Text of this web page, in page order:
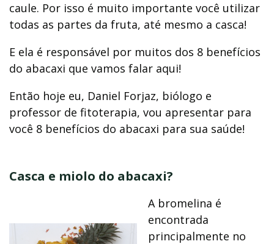
caule. Por isso é muito importante você utilizar
todas as partes da fruta, até mesmo a casca!
E ela é responsável por muitos dos 8 benefícios
do abacaxi que vamos falar aqui!
Então hoje eu, Daniel Forjaz, biólogo e
professor de fitoterapia, vou apresentar para
você 8 benefícios do abacaxi para sua saúde!
Casca e miolo do abacaxi?
A bromelina é
encontrada
principalmente no